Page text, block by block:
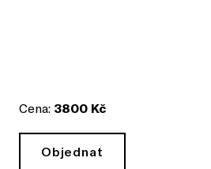
Cena: 3800 Kč
Objednat